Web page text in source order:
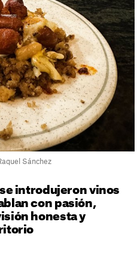
Sánchez
se introdujeron vinos
con pasión,
honesta y